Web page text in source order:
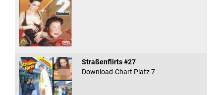
Straßenflirts #27
Download-Chart Platz 7